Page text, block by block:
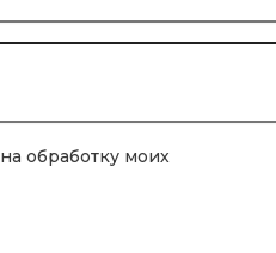
обработку моих